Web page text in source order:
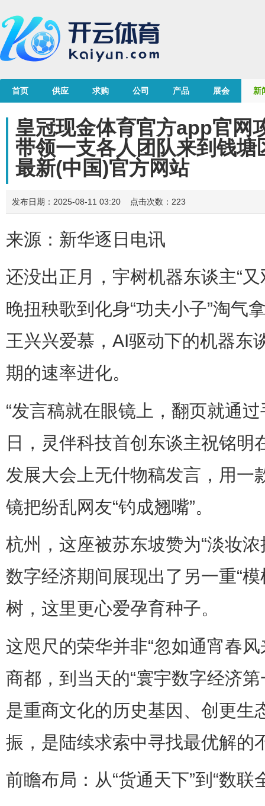
首页 供应 求购 公司 产品 展会 新
皇冠现金体育官方app官网
带领一支各人团队来到钱塘
最新(中国)官方网站
发布日期：2025-08-11 03:20 点击次数：223
来源：新华逐日电讯
还没出正月，宇树机器东谈主“
晚扭秧歌到化身“功夫小子”淘气
王兴兴爱慕，AI驱动下的机器东
期的速率进化。
“发言稿就在眼镜上，翻页就通
日，灵伴科技首创东谈主祝铭明
发展大会上无什物稿发言，用一
镜把纷乱网友“钓成翘嘴”。
杭州，这座被苏东坡赞为“淡妆
数字经济期间展现出了另一重“
树，这里更心爱孕育种子。
这咫尺的荣华并非“忽如通宵春风
商都，到当天的“寰宇数字经济
是重商文化的历史基因、创更生
振，是陆续求索中寻找最优解的
前瞻布局：从“货通天下”到“数联